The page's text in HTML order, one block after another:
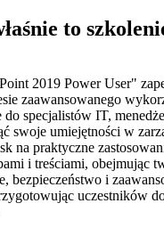
to
2019 Power User"
zaawansowanego
do specjalistów IT,
swoje umiejętności w
na praktyczne
i treściami, obejmując
bezpieczeństwo i
uczestników